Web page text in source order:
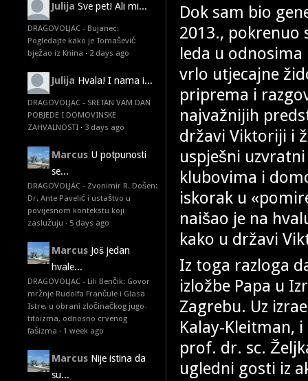
Julija Sve pet! Ali mi...
DRAGOVOLJAC - Bujanec:
Pogledajte kako je Tomašević
bježao iz Knina · 2 days ago
Julija Hvala! I nama i...
DRAGOVOLJAC - SRETAN VAM DAN
POBJEDE I DOMOVINSKE
ZAHVALNOSTI · 3 days ago
Marcus U potpunosti
se...
DRAGOVOLJAC - Zvonimir R. Došen:
Dr. Ante Pavelić i ustaštvo u
povijesnom kontekstu koji
zaslužuju · 5 days ago
Marcus Još jedan
hvale...
DRAGOVOLJAC - Lili Benčik: Govor
mržnje Rudolfa Frančule i Glasa
Istre, u obrani zločinačkog jugo-
titoizma, odnosno crvenog
fašizma · 1 week ago
Marcus Nije istina da
su...
Dok sam bio
2013., pokrenuo
leda u
vrlo utjecajne
priprema i
najvažnijih
državi Viktoriji i
uspješni
klubovima i
iskorak u
naišao je na
kako u državi
Iz toga razloga
izložbe Papa u
Zagrebu. Uz
Kalay-Kleitman,
prof. dr. sc.
ugledni gosti iz